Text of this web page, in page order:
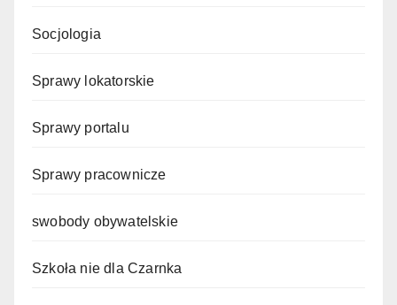
Socjologia
Sprawy lokatorskie
Sprawy portalu
Sprawy pracownicze
swobody obywatelskie
Szkoła nie dla Czarnka